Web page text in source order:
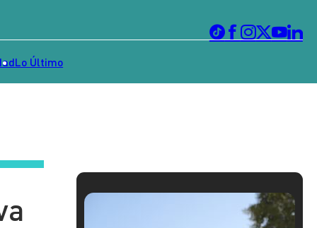
Lo Último